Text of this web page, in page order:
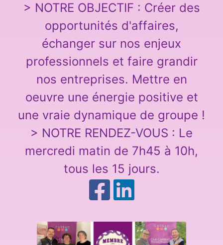
> NOTRE OBJECTIF : Créer des
opportunités d'affaires,
échanger sur nos enjeux
professionnels et faire grandir
nos entreprises. Mettre en
oeuvre une énergie positive et
une vraie dynamique de groupe !
> NOTRE RENDEZ-VOUS : Le
mercredi matin de 7h45 à 10h,
tous les 15 jours.